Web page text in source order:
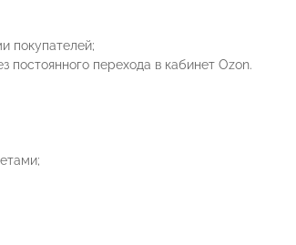
покупателей;
перехода в кабинет Ozon.